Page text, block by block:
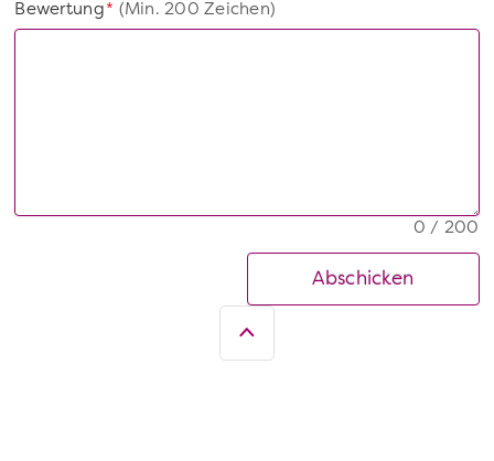
*
Bewertung(Min. 200 Zeichen)
0 / 200
Abschicken